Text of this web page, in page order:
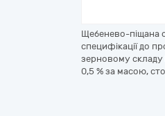
Щебенево-піщана
специфікації до
зерновому складу
0,5 % за масою,